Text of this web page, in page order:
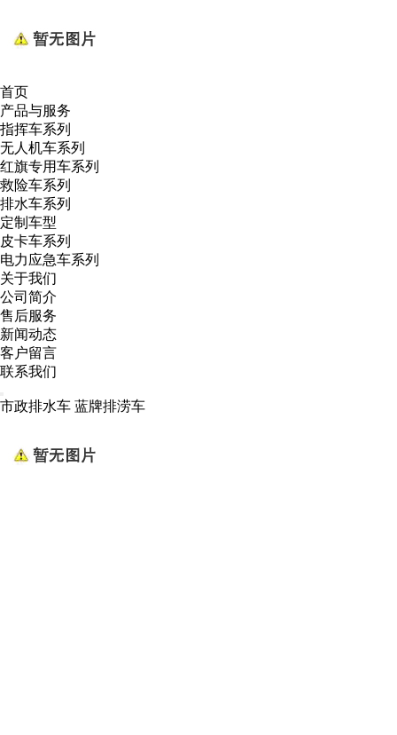
首页
产品与服务
指挥车系列
无人机车系列
红旗专用车系列
救险车系列
排水车系列
定制车型
皮卡车系列
电力应急车系列
关于我们
公司简介
售后服务
新闻动态
客户留言
联系我们
市政排水车 蓝牌排涝车